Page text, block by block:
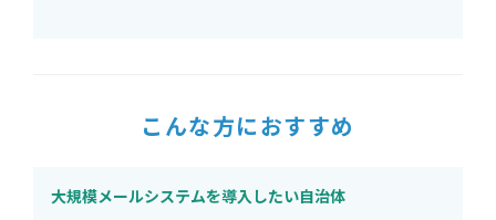
こんな方におすすめ
大規模メールシステムを導入したい自治体